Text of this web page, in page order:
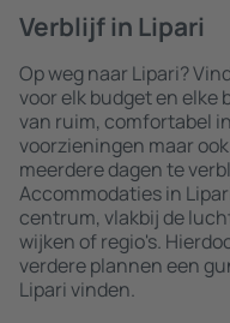
Verblijf in Lipari
Op weg naar Lipari?
voor elk budget en elke
van ruim, comfortabel
voorzieningen maar
meerdere dagen te
Accommodaties in
centrum, vlakbij de
wijken of regio's.
verdere plannen een
Lipari vinden.